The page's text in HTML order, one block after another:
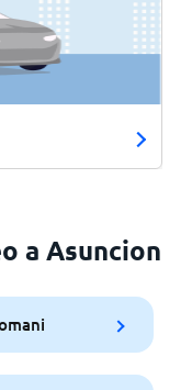
a Asuncion